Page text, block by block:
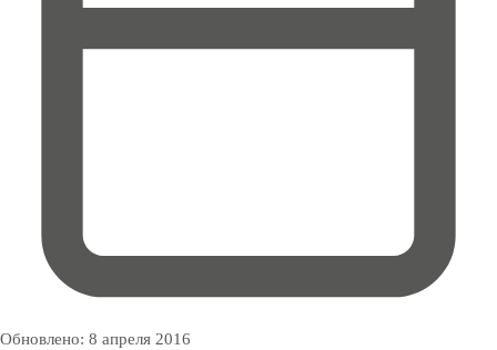
Обновлено: 8 апреля 2016